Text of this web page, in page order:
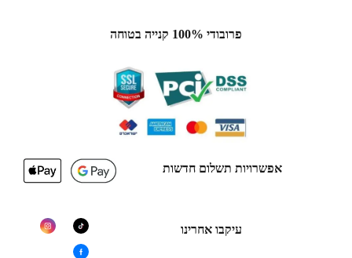
פרובודי 100% קנייה בטוחה
אפשרויות תשלום חדשות
עיקבו אחרינו